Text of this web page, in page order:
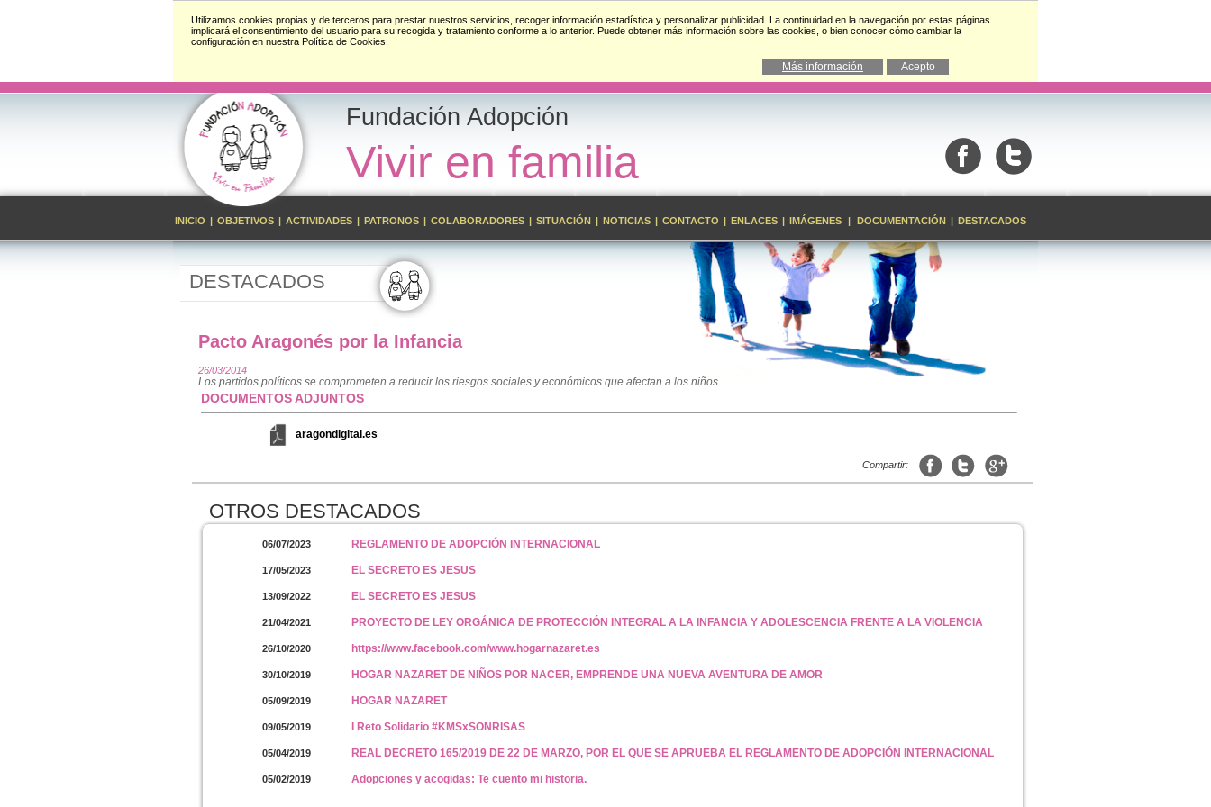
Utilizamos cookies propias y de terceros para prestar nuestros servicios, recoger información estadística y personalizar publicidad. La continuidad en la navegación por estas páginas
implicará el consentimiento del usuario para su recogida y tratamiento conforme a lo anterior. Puede obtener más información sobre las cookies, o bien conocer cómo cambiar la
configuración en nuestra Política de Cookies.
Más información Acepto
Fundación Adopción
Vivir en familia
INICIO | OBJETIVOS | ACTIVIDADES | PATRONOS | COLABORADORES | SITUACIÓN | NOTICIAS | CONTACTO | ENLACES | IMÁGENES | DOCUMENTACIÓN | DESTACADOS
DESTACADOS
Pacto Aragonés por la Infancia
26/03/2014
Los partidos políticos se comprometen a reducir los riesgos sociales y económicos que afectan a los niños.
DOCUMENTOS ADJUNTOS
aragondigital.es
Compartir:
OTROS DESTACADOS
06/07/2023 REGLAMENTO DE ADOPCIÓN INTERNACIONAL
17/05/2023 EL SECRETO ES JESUS
13/09/2022 EL SECRETO ES JESUS
21/04/2021 PROYECTO DE LEY ORGÁNICA DE PROTECCIÓN INTEGRAL A LA INFANCIA Y ADOLESCENCIA FRENTE A LA VIOLENCIA
26/10/2020 https://www.facebook.com/www.hogarnazaret.es
30/10/2019 HOGAR NAZARET DE NIÑOS POR NACER, EMPRENDE UNA NUEVA AVENTURA DE AMOR
05/09/2019 HOGAR NAZARET
09/05/2019 I Reto Solidario #KMSxSONRISAS
05/04/2019 REAL DECRETO 165/2019 DE 22 DE MARZO, POR EL QUE SE APRUEBA EL REGLAMENTO DE ADOPCIÓN INTERNACIONAL
05/02/2019 Adopciones y acogidas: Te cuento mi historia.